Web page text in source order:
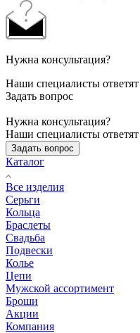
Нужна консультация?
Наши специалисты
Задать вопрос
Нужна консультация?
Наши специалисты
Задать вопрос
Каталог
Все изделия
Серьги
Кольца
Браслеты
Свадьба
Подвески
Колье
Цепи
Мужской ассортимент
Броши
Акции
Компания